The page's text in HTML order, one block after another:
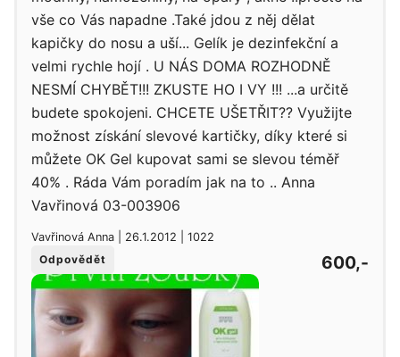
vše co Vás napadne .Také jdou z něj dělat
kapičky do nosu a uší... Gelík je dezinfekční a
velmi rychle hojí . U NÁS DOMA ROZHODNĚ
NESMÍ CHYBĚT!!! ZKUSTE HO I VY !!! ...a určitě
budete spokojeni. CHCETE UŠETŘIT?? Využijte
možnost získání slevové kartičky, díky které si
můžete OK Gel kupovat sami se slevou téměř
40% . Ráda Vám poradím jak na to .. Anna
Vavřinová 03-003906
Vavřinová Anna | 26.1.2012 | 1022
Odpovědět
600,-